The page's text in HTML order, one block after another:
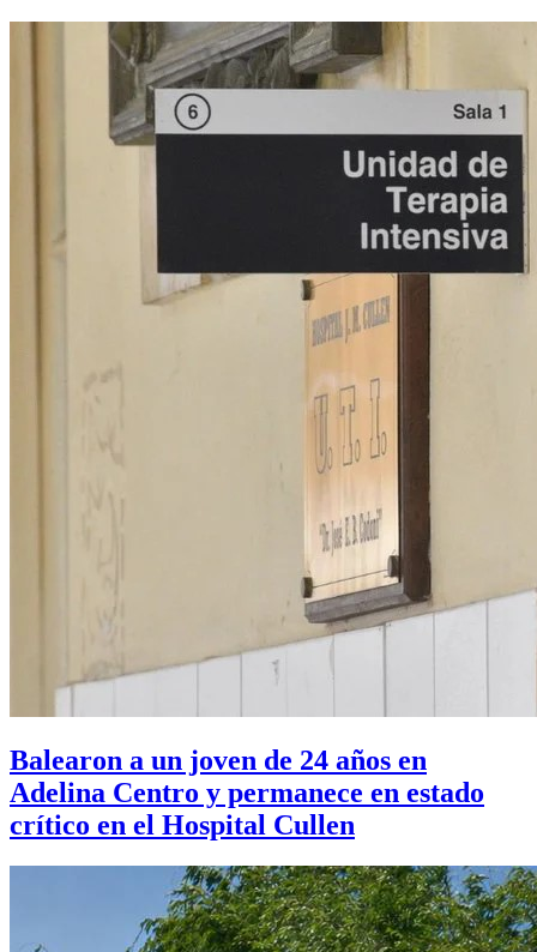
Balearon a un joven de 24 años en
Adelina Centro y permanece en estado
crítico en el Hospital Cullen